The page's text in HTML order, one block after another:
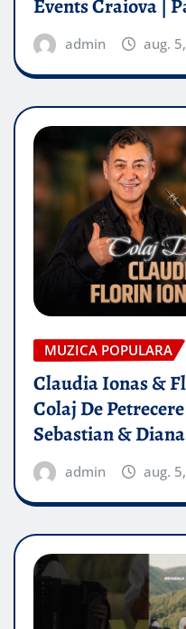
Events Craiova |
admin aug.
MUZICA POPULARA
Claudia Ionas &
Colaj De
Sebastian & Diana
admin aug.